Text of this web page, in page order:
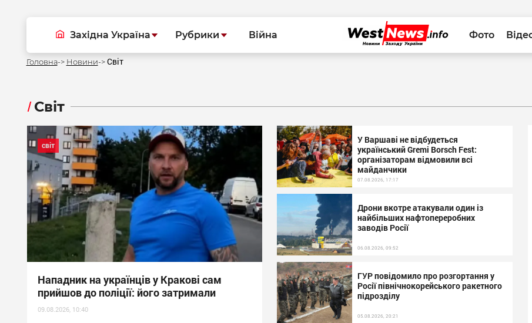
Західна Україна Рубрики Війна Фото
Головна Новини Світ
Світ
світ
Нападник на українців у Кракові сам
прийшов до поліції: його затримали
09.08.2026, 10:40
У Варшаві не відбудеться
український Gremi Borsch Fest:
організаторам відмовили всі
майданчики
07.08.2026, 17:17
Дрони вкотре атакували один із
найбільших нафтопереробних
заводів Росії
06.08.2026, 09:52
ГУР повідомило про розгортання у
Росії північнокорейського ракетного
підрозділу
05.08.2026, 20:21